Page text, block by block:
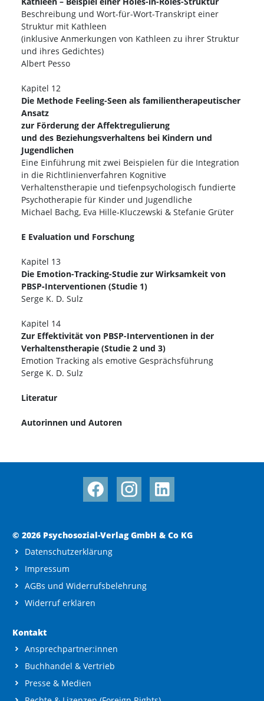
Beschreibung und Wort-für-Wort-Transkript einer
Struktur mit Kathleen
(inklusive Anmerkungen von Kathleen zu ihrer Struktur
und ihres Gedichtes)
Albert Pesso
Kapitel 12
Die Methode Feeling-Seen als familientherapeutischer
Ansatz
zur Förderung der Affektregulierung
und des Beziehungsverhaltens bei Kindern und
Jugendlichen
Eine Einführung mit zwei Beispielen für die Integration
in die Richtlinienverfahren Kognitive
Verhaltenstherapie und tiefenpsychologisch fundierte
Psychotherapie für Kinder und Jugendliche
Michael Bachg, Eva Hille-Kluczewski & Stefanie Grüter
E Evaluation und Forschung
Kapitel 13
Die Emotion-Tracking-Studie zur Wirksamkeit von
PBSP‑Interventionen (Studie 1)
Serge K. D. Sulz
Kapitel 14
Zur Effektivität von PBSP-Interventionen in der
Verhaltenstherapie (Studie 2 und 3)
Emotion Tracking als emotive Gesprächsführung
Serge K. D. Sulz
Literatur
Autorinnen und Autoren
© 2026 Psychosozial-Verlag GmbH & Co KG
Datenschutzerklärung
Impressum
AGBs und Widerrufsbelehrung
Widerruf erklären
Kontakt
Ansprechpartner:innen
Buchhandel & Vertrieb
Presse & Medien